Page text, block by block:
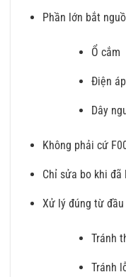
Phần lớn bắt
Ổ cắm
Điện áp
Dây
Không phải cứ
Chỉ sửa bo khi đã
Xử lý đúng từ đầu
Tránh
Tránh